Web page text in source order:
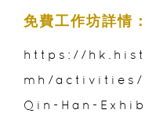
免費工作坊詳情：
https://
mh/activities/
Qin-Han-